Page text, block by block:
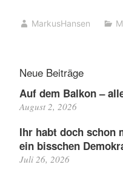
MarkusHansen
Neue Beiträge
Auf dem Balkon –
August 2, 2026
Ihr habt doch schon
ein bisschen
Juli 26, 2026